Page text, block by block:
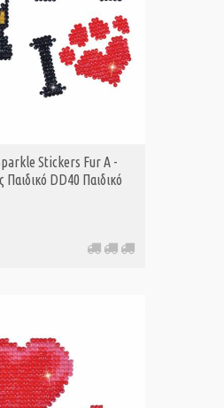
Stickers Fur Α -
Παιδικό DD40 Παιδικό